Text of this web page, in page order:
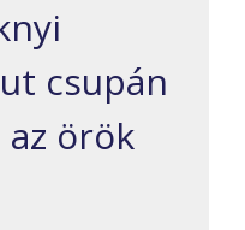
csupán
örök